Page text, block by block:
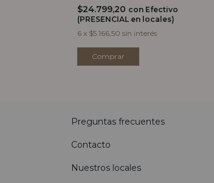
$24.799,20 con Efectivo
(PRESENCIAL en locales)
6 x $5.166,50 sin interés
Comprar
Preguntas frecuentes
Contacto
Nuestros locales